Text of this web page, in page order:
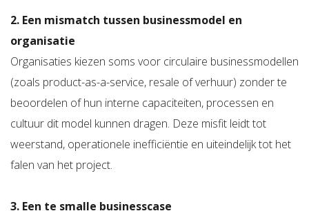
2. Een mismatch tussen businessmodel en
organisatie
Organisaties kiezen soms voor circulaire businessmodellen
(zoals product-as-a-service, resale of verhuur) zonder te
beoordelen of hun interne capaciteiten, processen en
cultuur dit model kunnen dragen. Deze misfit leidt tot
weerstand, operationele inefficiëntie en uiteindelijk tot het
falen van het project.
3. Een te smalle businesscase